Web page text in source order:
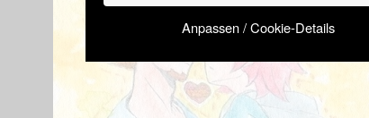
Anpassen / Cookie-Details